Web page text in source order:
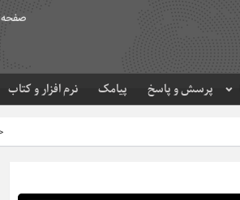
پرسش و پاسخ پیامک نرم افزار و کتاب
حرم مطهر امام رضا (ع)